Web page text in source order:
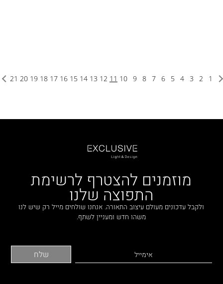
1
2
3
4
5
6
7
8
9
10
11
12
13
14
15
16
17
18
19
20
21
מוזמנים להצטרף לרשימת
התפוצה שלנו
ולקבל עדכונים מעולם עיצוב התאורה. אנחנו שולחים מייל רק שיש לנו
משהו חדש ומעניין לשתף.